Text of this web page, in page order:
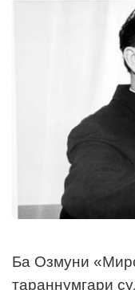
Ба Озмуни
тараннумгари